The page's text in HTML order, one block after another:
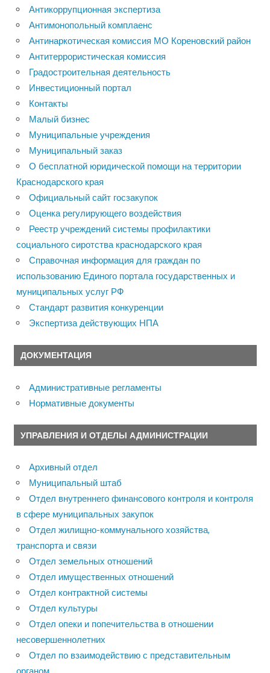
Антикоррупционная экспертиза
Антимонопольный комплаенс
Антинаркотическая комиссия МО Кореновский район
Антитеррористическая комиссия
Градостроительная деятельность
Инвестиционный портал
Контакты
Малый бизнес
Муниципальные учреждения
Муниципальный заказ
О бесплатной юридической помощи на территории
Краснодарского края
Официальный сайт госзакупок
Оценка регулирующего воздействия
Реестр учреждений системы профилактики
социального сиротства краснодарского края
Справочная информация для граждан по
использованию Единого портала государственных и
муниципальных услуг РФ
Стандарт развития конкуренции
Экспертиза действующих НПА
ДОКУМЕНТАЦИЯ
Административные регламенты
Нормативные документы
УПРАВЛЕНИЯ И ОТДЕЛЫ АДМИНИСТРАЦИИ
Архивный отдел
Муниципальный штаб
Отдел внутреннего финансового контроля и контроля
в сфере муниципальных закупок
Отдел жилищно-коммунального хозяйства,
транспорта и связи
Отдел земельных отношений
Отдел имущественных отношений
Отдел контрактной системы
Отдел культуры
Отдел опеки и попечительства в отношении
несовершеннолетних
Отдел по взаимодействию с представительным